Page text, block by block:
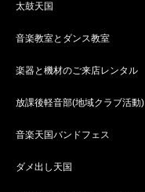
太鼓天国
音楽教室とダンス教室
楽器と機材のご来店レンタル
放課後軽音部(地域クラブ活動)
音楽天国バンドフェス
ダメ出し天国